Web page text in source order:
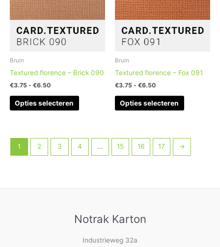
Bruin
Textured florence – Brick 090
€3.75 - €6.50
Opties selecteren
variaties.
Deze
optie
op
Bruin
Textured florence – Fox 091
€3.75 - €6.50
Opties selecteren
variaties.
Deze
optie
op
1 2 3 4 … 15 16 17 →
Notrak Karton
Industrieweg 32a